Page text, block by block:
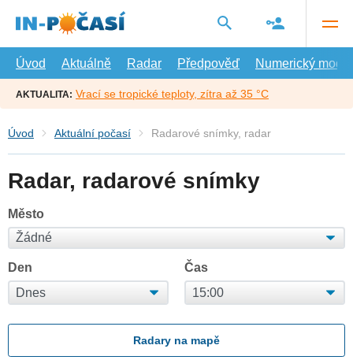
hlavní
Úvod
Aktuálně Radar Předpověď Numerický model
AKTUALITA: Vrací se tropické teploty, zítra až 35 °C
Úvod Aktuální počasí Radarové snímky, radar
Radar, radarové snímky
Město
Den Čas
Radary na mapě